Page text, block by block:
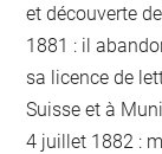
et découverte
1881 : il
sa licence de
Suisse et à
4 juillet 1882 :